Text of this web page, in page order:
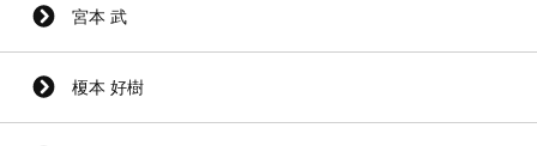
宮本 武
榎本 好樹